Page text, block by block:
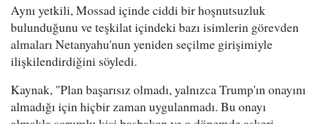
Aynı yetkili, Mossad içinde ciddi bir hoşnutsuzluk
bulunduğunu ve teşkilat içindeki bazı isimlerin görevden
almaları Netanyahu'nun yeniden seçilme girişimiyle
ilişkilendirdiğini söyledi.
Kaynak, "Plan başarısız olmadı, yalnızca Trump'ın onayını
almadığı için hiçbir zaman uygulanmadı. Bu onayı